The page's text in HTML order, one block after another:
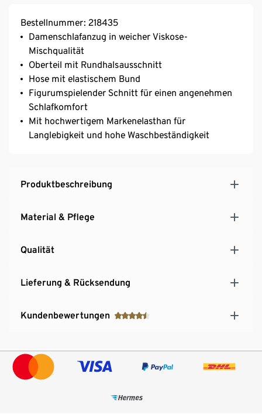
Bestellnummer: 218435
Damenschlafanzug in weicher Viskose-
Mischqualität
Oberteil mit Rundhalsausschnitt
Hose mit elastischem Bund
Figurumspielender Schnitt für einen angenehmen
Schlafkomfort
Mit hochwertigem Markenelasthan für
Langlebigkeit und hohe Waschbeständigkeit
Produktbeschreibung
Material & Pflege
Qualität
Lieferung & Rücksendung
Kundenbewertungen